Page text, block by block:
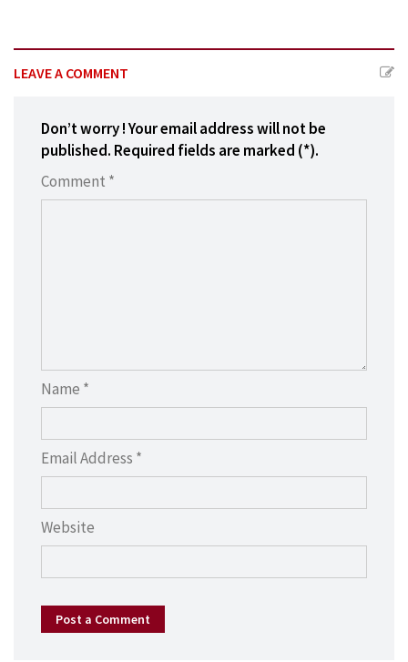
LEAVE A COMMENT
Don’t worry ! Your email address will not be
published. Required fields are marked (*).
Comment *
Name *
Email Address *
Website
Post a Comment